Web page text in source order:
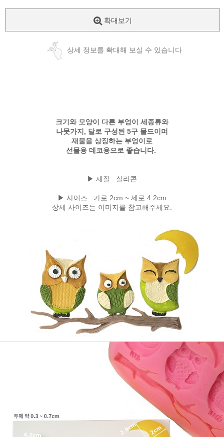
확대보기
상세 정보를 확대해 보실 수 있습니다
크기와 모양이 다른 부엉이 세종류와
나뭇가지, 달로 구성된 5구 몰드이며
재물을 상징하는 부엉이로
선물용 데코용으로 좋습니다.
▶ 재질 : 실리콘
▶ 사이즈 : 가로 2cm ~ 세로 4.2cm
상세 사이즈는 이미지를 참고해주세요.